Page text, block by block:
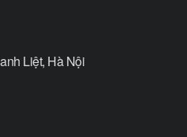
Liệt, Hà Nội